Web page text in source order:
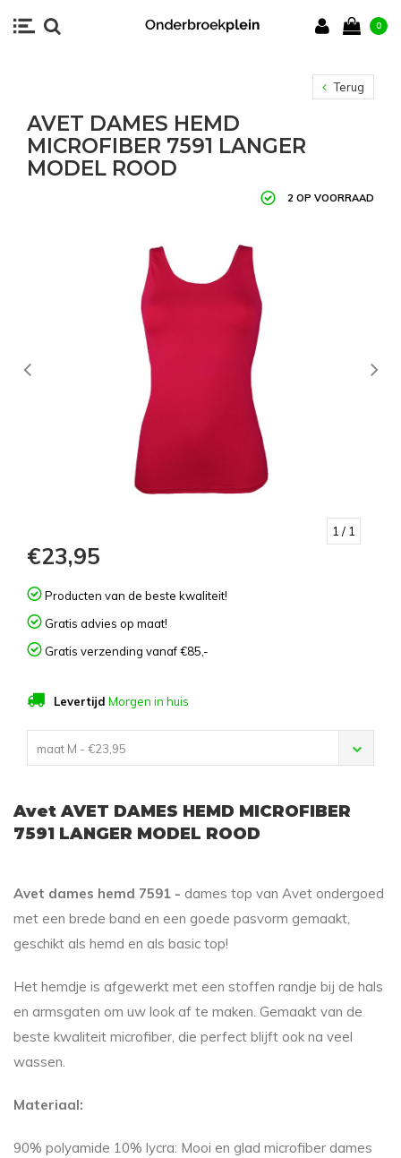
0
Terug
AVET DAMES HEMD
MICROFIBER 7591 LANGER
MODEL ROOD
2 OP VOORRAAD
1 / 1
€23,95
Producten van de beste kwaliteit!
Gratis advies op maat!
Gratis verzending vanaf €85,-
Levertijd Morgen in huis
maat M - €23,95
Avet AVET DAMES HEMD MICROFIBER
7591 LANGER MODEL ROOD
Avet dames hemd 7591 - dames top van Avet ondergoed
met een brede band en een goede pasvorm gemaakt,
geschikt als hemd en als basic top!
Het hemdje is afgewerkt met een stoffen randje bij de hals
en armsgaten om uw look af te maken. Gemaakt van de
beste kwaliteit microfiber, die perfect blijft ook na veel
wassen.
Materiaal:
90% polyamide 10% lycra: Mooi en glad microfiber dames